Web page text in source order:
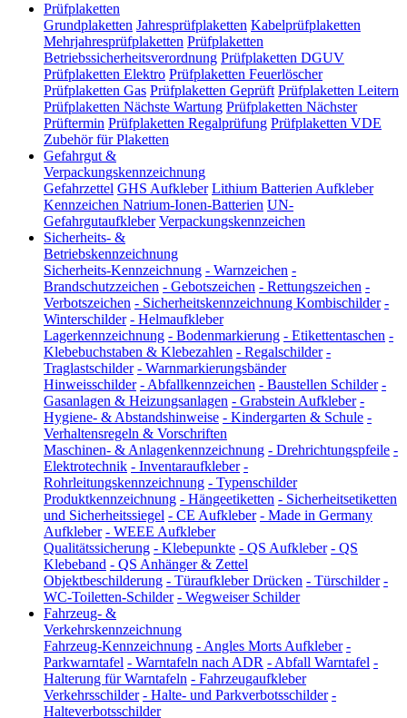
Prüfplaketten
Grundplaketten Jahresprüfplaketten Kabelprüfplaketten
Mehrjahresprüfplaketten Prüfplaketten
Betriebssicherheitsverordnung Prüfplaketten DGUV
Prüfplaketten Elektro Prüfplaketten Feuerlöscher
Prüfplaketten Gas Prüfplaketten Geprüft Prüfplaketten Leitern
Prüfplaketten Nächste Wartung Prüfplaketten Nächster
Prüftermin Prüfplaketten Regalprüfung Prüfplaketten VDE
Zubehör für Plaketten
Gefahrgut &
Verpackungskennzeichnung
Gefahrzettel GHS Aufkleber Lithium Batterien Aufkleber
Kennzeichen Natrium-Ionen-Batterien UN-
Gefahrgutaufkleber Verpackungskennzeichen
Sicherheits- &
Betriebskennzeichnung
Sicherheits-Kennzeichnung - Warnzeichen -
Brandschutzzeichen - Gebotszeichen - Rettungszeichen -
Verbotszeichen - Sicherheitskennzeichnung Kombischilder -
Winterschilder - Helmaufkleber
Lagerkennzeichnung - Bodenmarkierung - Etikettentaschen -
Klebebuchstaben & Klebezahlen - Regalschilder -
Traglastschilder - Warnmarkierungsbänder
Hinweisschilder - Abfallkennzeichen - Baustellen Schilder -
Gasanlagen & Heizungsanlagen - Grabstein Aufkleber -
Hygiene- & Abstandshinweise - Kindergarten & Schule -
Verhaltensregeln & Vorschriften
Maschinen- & Anlagenkennzeichnung - Drehrichtungspfeile -
Elektrotechnik - Inventaraufkleber -
Rohrleitungskennzeichnung - Typenschilder
Produktkennzeichnung - Hängeetiketten - Sicherheitsetiketten
und Sicherheitssiegel - CE Aufkleber - Made in Germany
Aufkleber - WEEE Aufkleber
Qualitätssicherung - Klebepunkte - QS Aufkleber - QS
Klebeband - QS Anhänger & Zettel
Objektbeschilderung - Türaufkleber Drücken - Türschilder -
WC-Toiletten-Schilder - Wegweiser Schilder
Fahrzeug- &
Verkehrskennzeichnung
Fahrzeug-Kennzeichnung - Angles Morts Aufkleber -
Parkwarntafel - Warntafeln nach ADR - Abfall Warntafel -
Halterung für Warntafeln - Fahrzeugaufkleber
Verkehrsschilder - Halte- und Parkverbotsschilder -
Halteverbotsschilder